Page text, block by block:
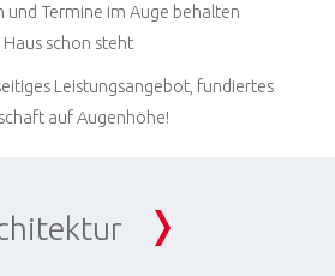
und Termine im Auge behalten
Haus schon steht
Leistungsangebot, fundiertes
auf Augenhöhe!